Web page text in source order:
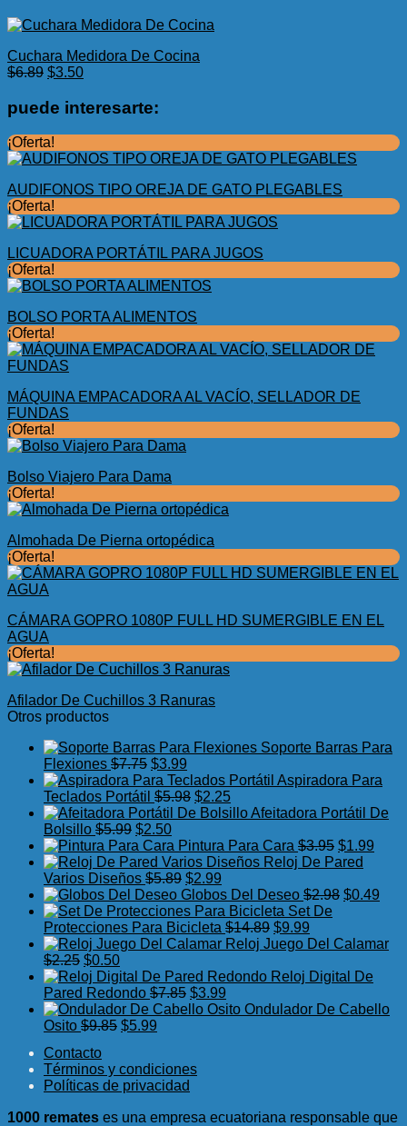
Cuchara Medidora De Cocina
$6.89 El
original
$6.89.
$3.50El
actual
$3.50.
puede interesarte:
¡Oferta!
AUDIFONOS TIPO OREJA DE GATO PLEGABLES
¡Oferta!
LICUADORA PORTÁTIL PARA JUGOS
¡Oferta!
BOLSO PORTA ALIMENTOS
¡Oferta!
MÁQUINA EMPACADORA AL VACÍO, SELLADOR DE
FUNDAS
¡Oferta!
Bolso Viajero Para Dama
¡Oferta!
Almohada De Pierna ortopédica
¡Oferta!
CÁMARA GOPRO 1080P FULL HD SUMERGIBLE EN EL
AGUA
¡Oferta!
Afilador De Cuchillos 3 Ranuras
Otros productos
Soporte Barras Para
Flexiones $7.75 El
precio
original
era:
$7.75.
$3.99
precio
actual
es:
Aspiradora Para
Teclados Portátil $5.98 El
precio
era:
$5.98.
$2.25El
precio
es:
$2.25.
Afeitadora Portátil De
Bolsillo $5.99 El
precio
original
era:
$5.99.
$2.50El
precio
actual
es:
$2.50.
Pintura Para Cara $3.95 El
precio
era:
$1.99
es:
Reloj De Pared
Varios Diseños $5.89 El
precio
original
era:
$5.89.
$2.99
precio
actual
es:
$2.99.
Globos Del Deseo $2.98 El
era:
$0.49
es:
Set De
Protecciones Para Bicicleta $14.89 El
precio
era:
$9.99
precio
es:
Reloj Juego Del Calamar
$2.25 El
precio
original
era:
$2.25.
$0.50El
precio
actual
es:
$0.50.
Reloj Digital De
Pared Redondo $7.85 El
precio
$3.99
precioOndulador De Cabello
Osito $9.85 El
era:
$9.85.
$5.99
es:
$5.99.
Contacto
Términos y condiciones
Políticas de privacidad
1000 remates es una empresa ecuatoriana responsable que